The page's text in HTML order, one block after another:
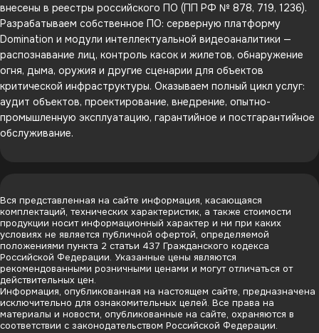
внесены в реестры российского ПО (ПП РФ № 878, 719, 1236).
Разрабатываем собственное ПО: серверную платформу
Domination и модули интеллектуальной видеоаналитики —
распознавание лиц, контроль касок и жилетов, обнаружение
огня, дыма, оружия и другие сценарии для объектов
критической инфраструктуры. Оказываем полный цикл услуг:
аудит объектов, проектирование, внедрение, опытно-
промышленную эксплуатацию, гарантийное и постгарантийное
обслуживание.
Вся представленная на сайте информация, касающаяся
комплектаций, технических характеристик, а также стоимости
продукции носит информационный характер и ни при каких
условиях не является публичной офертой, определяемой
положениями пункта 2 статьи 437 Гражданского кодекса
Российской Федерации. Указанные цены являются
рекомендованными розничными ценами и могут отличаться от
действительных цен.
Информация, опубликованная на настоящем сайте, предназначена
исключительно для ознакомительных целей. Все права на
материалы и новости, опубликованные на сайте, охраняются в
соответствии с законодательством Российской Федерации.